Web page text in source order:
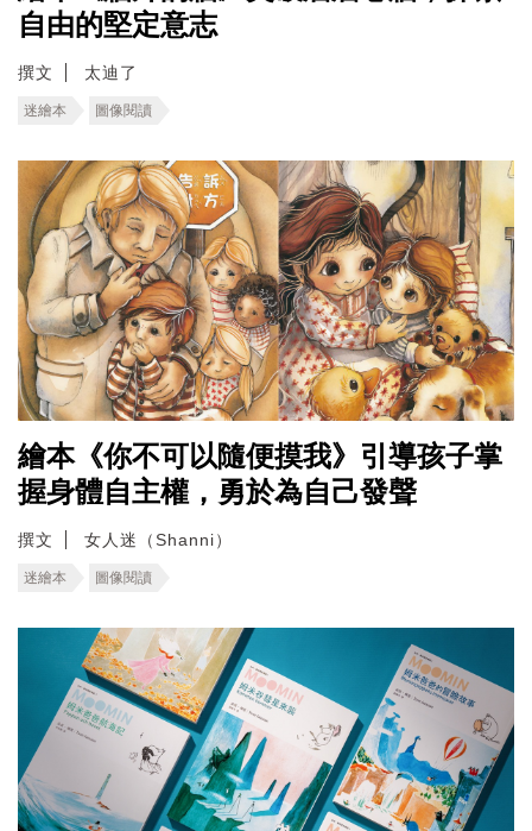
自由的堅定意志
撰文 太迪了
迷繪本 圖像閱讀
繪本《你不可以隨便摸我》引導孩子掌
握身體自主權，勇於為自己發聲
撰文 女人迷（Shanni）
迷繪本 圖像閱讀